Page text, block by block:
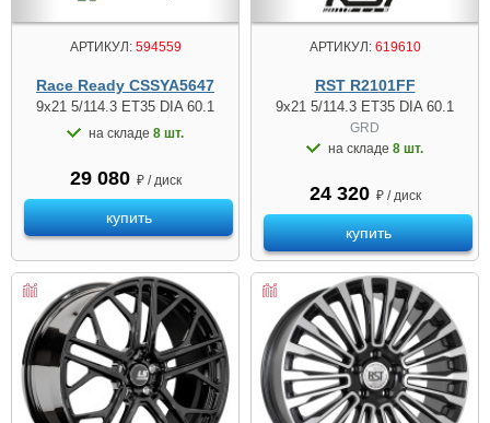
АРТИКУЛ:594559
Race Ready CSSYA5647
9x21 5/114.3 ET35 DIA 60.1
на складе 8 шт.
29 080 ₽ / диск
купить
АРТИКУЛ:619610
RST R2101FF
9x21 5/114.3 ET35 DIA 60.1
GRD
на складе 8 шт.
24 320 ₽ / диск
купить